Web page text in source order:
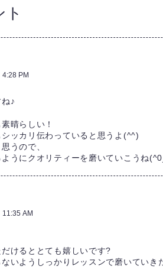
PM
♪
晴らしい！
ッカリ伝わっていると思うよ(^^)
うので、
うにクオリティーを磨いていこうね
AM
けるととても嬉しいです?
いようしっかりレッスンで磨いていき